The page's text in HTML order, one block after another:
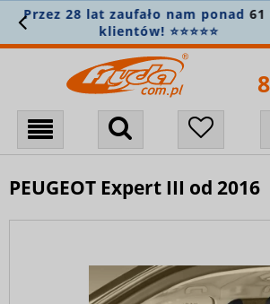
Załóż konto i zapisz się do
nie przegapić nowości!
PEUGEOT Expert III od 2016